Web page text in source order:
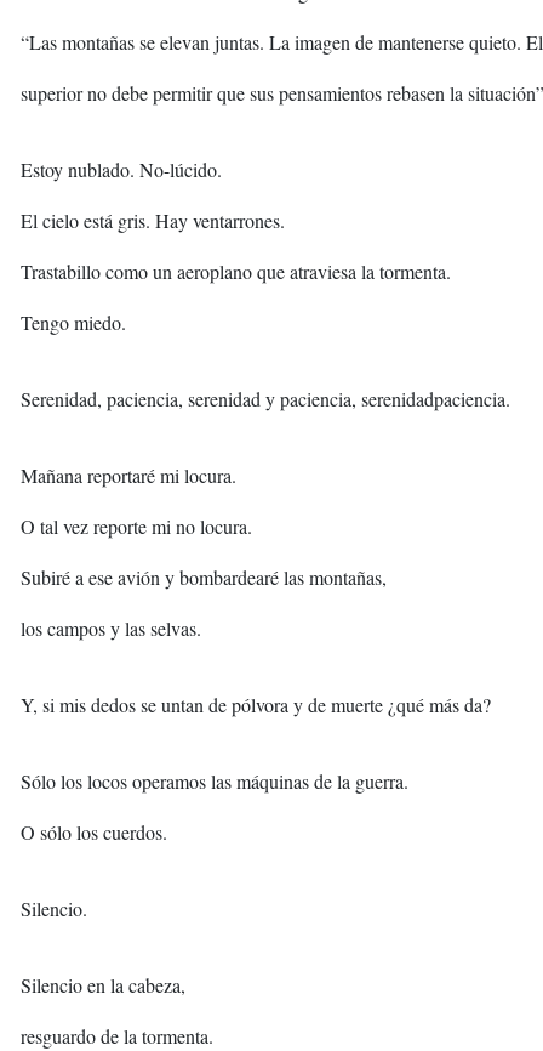
“Las montañas se elevan juntas. La imagen de mantenerse quieto.
superior no debe permitir que sus pensamientos rebasen la
Estoy nublado. No-lúcido.
El cielo está gris. Hay ventarrones.
Trastabillo como un aeroplano que atraviesa la tormenta.
Tengo miedo.
Serenidad, paciencia, serenidad y paciencia, serenidadpaciencia.
Mañana reportaré mi locura.
O tal vez reporte mi no locura.
Subiré a ese avión y bombardearé las montañas,
los campos y las selvas.
Y, si mis dedos se untan de pólvora y de muerte ¿qué más da?
Sólo los locos operamos las máquinas de la guerra.
O sólo los cuerdos.
Silencio.
Silencio en la cabeza,
resguardo de la tormenta.